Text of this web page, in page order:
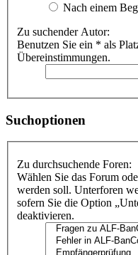
Nach einem
Zu suchender Autor:
Benutzen Sie ein * als
Übereinstimmungen.
Suchoptionen
Zu durchsuchende Foren:
Wählen Sie das Forum
werden soll. Unterforen
sofern Sie die Option
deaktivieren.